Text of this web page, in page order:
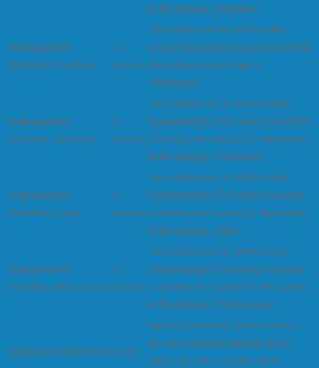
in the category "Analytics".
cookielawinfo-
checkbox-functional
11
months
The cookie is set by GDPR cookie
consent to record the user consent for
the cookies in the category
"Functional".
cookielawinfo-
checkbox-necessary
11
months
This cookie is set by GDPR Cookie
Consent plugin. The cookies is used to
store the user consent for the cookies
in the category "Necessary".
cookielawinfo-
checkbox-others
11
months
This cookie is set by GDPR Cookie
Consent plugin. The cookie is used to
store the user consent for the cookies
in the category "Other.
cookielawinfo-
checkbox-performance
11
months
This cookie is set by GDPR Cookie
Consent plugin. The cookie is used to
store the user consent for the cookies
in the category "Performance".
CookieLawInfoConsent 1 year
Records the default button state of
the corresponding category & the
status of CCPA. It works only in